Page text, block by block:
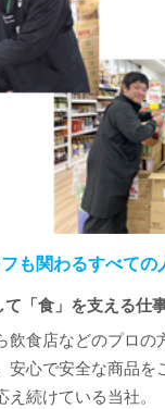
も関わるすべて
「食」を支える仕事
飲食店などのプロの
安心で安全な商品を
続けている当社。